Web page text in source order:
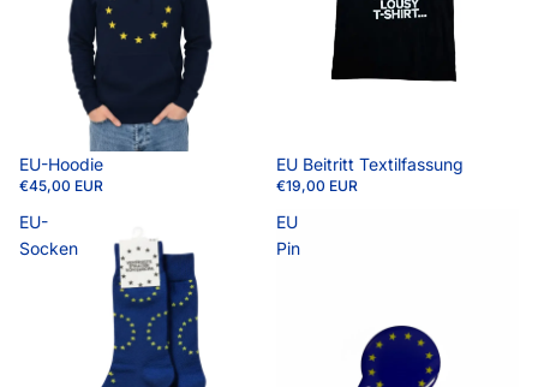
EU-Hoodie
€45,00 EUR
EU Beitritt Textilfassung
€19,00 EUR
EU-
Socken
EU
Pin